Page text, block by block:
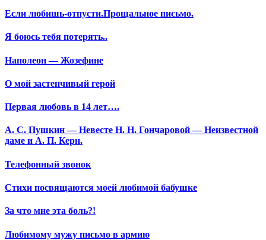
Если любишь-отпусти.Прощальное письмо.
Я боюсь тебя потерять..
Наполеон — Жозефине
О мой застенчивый герой
Первая любовь в 14 лет….
А. С. Пушкин — Невесте Н. Н. Гончаровой — Неизвестной
даме и А. П. Керн.
Телефонный звонок
Стихи посвящаются моей любимой бабушке
За что мне эта боль?!
Любимому мужу письмо в армию